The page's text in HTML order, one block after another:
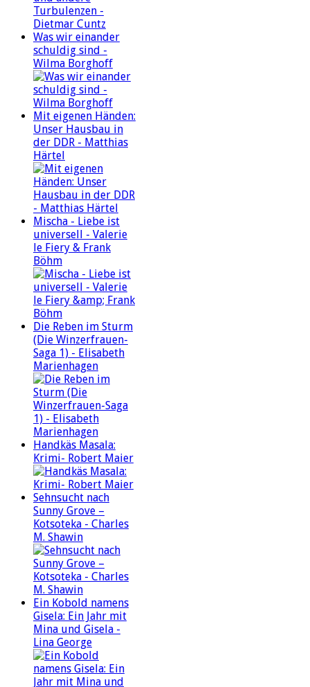
Was wir einander
schuldig sind -
Wilma Borghoff
Mit eigenen Händen:
Unser Hausbau in
der DDR - Matthias
Härtel
Mischa - Liebe ist
universell - Valerie
le Fiery & Frank
Böhm
Die Reben im Sturm
(Die Winzerfrauen-
Saga 1) - Elisabeth
Marienhagen
Handkäs Masala:
Krimi- Robert Maier
Sehnsucht nach
Sunny Grove –
Kotsoteka - Charles
M. Shawin
Ein Kobold namens
Gisela: Ein Jahr mit
Mina und Gisela -
Lina George